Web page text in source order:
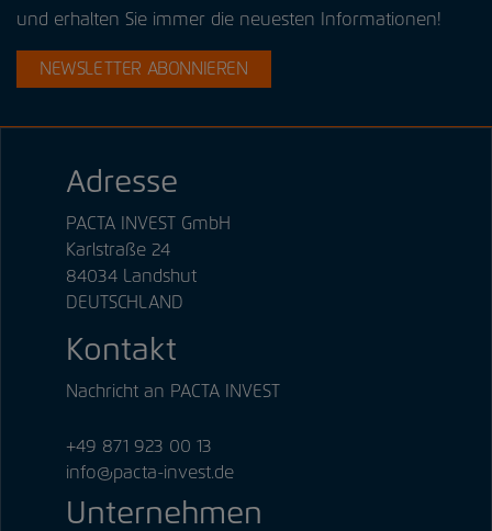
und erhalten Sie immer die neuesten Informationen!
NEWSLETTER ABONNIEREN
Adresse
PACTA INVEST GmbH
Karlstraße 24
84034 Landshut
DEUTSCHLAND
Kontakt
Nachricht an PACTA INVEST
Unternehmen
+49 871 923 00 13
info@pacta-invest.de